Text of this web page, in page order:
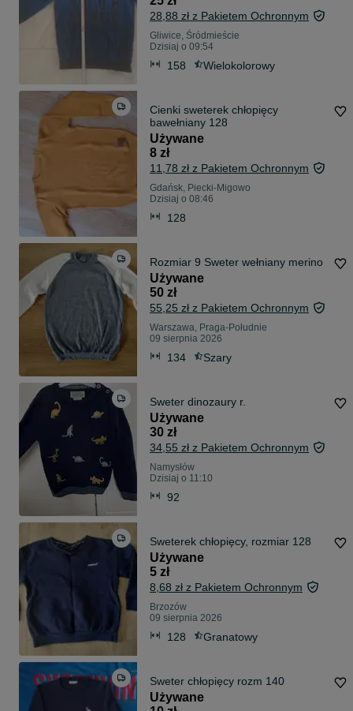
28,88 zł z Pakietem Ochronnym
Gliwice, Śródmieście
Dzisiaj o 09:54
158 Wielokolorowy
Cienki sweterek chłopięcy
bawełniany 128
Używane
8 zł
11,78 zł z Pakietem Ochronnym
Gdańsk, Piecki-Migowo
Dzisiaj o 08:46
128
Rozmiar 9 Sweter wełniany merino
Używane
50 zł
55,25 zł z Pakietem Ochronnym
Warszawa, Praga-Południe
09 sierpnia 2026
134 Szary
Sweter dinozaury r.
Używane
30 zł
34,55 zł z Pakietem Ochronnym
Namysłów
Dzisiaj o 11:10
92
Sweterek chłopięcy, rozmiar 128
Używane
5 zł
8,68 zł z Pakietem Ochronnym
Brzozów
09 sierpnia 2026
128 Granatowy
Sweter chłopięcy rozm 140
Używane